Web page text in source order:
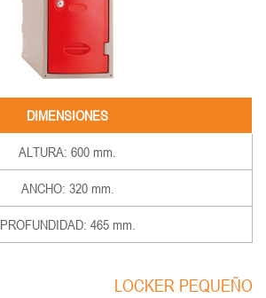
DIMENSIONES
ALTURA: 600 mm.
ANCHO: 320 mm.
PROFUNDIDAD: 465 mm.
LOCKER PEQUEÑO